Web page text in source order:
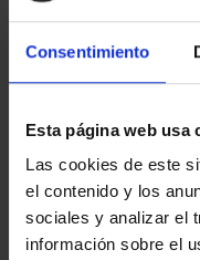
Consentimiento
Esta página web usa
Las cookies de este
el contenido y los
sociales y analizar el
información sobre el
CAPITALES
- ZARAGOZA
73,00 €